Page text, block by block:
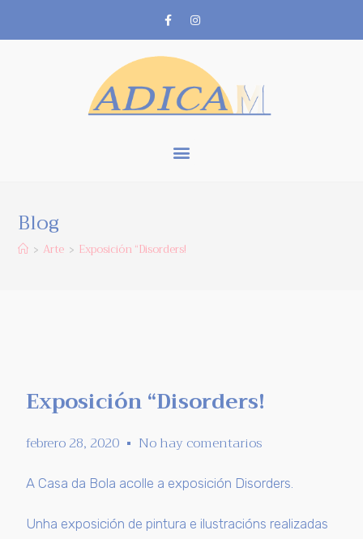
Blog
> Arte > Exposición “Disorders!
Exposición “Disorders!
febrero 28, 2020 No hay comentarios
A Casa da Bola acolle a exposición Disorders.
Unha exposición de pintura e ilustracións realizadas